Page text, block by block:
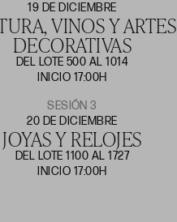
19 DE DICIEMBRE
VINOS Y ARTES
DECORATIVAS
DEL LOTE 500 AL 1014
INICIO 17:00H
SESIÓN 3
20 DE DICIEMBRE
JOYAS Y RELOJES
DEL LOTE 1100 AL 1727
INICIO 17:00H